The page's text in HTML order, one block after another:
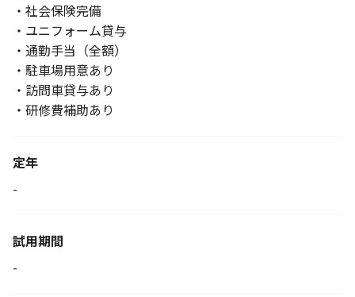
・社会保険完備
・ユニフォーム貸与
・通勤手当（全額）
・駐車場用意あり
・訪問車貸与あり
・研修費補助あり
定年
-
試用期間
-